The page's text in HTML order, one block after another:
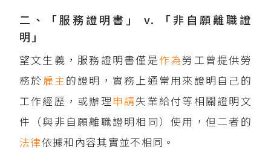
二、「服務證明書」 v. 「非自願離職證
明」
望文生義，服務證明書僅是作為勞工曾提供勞
務於雇主的證明，實務上通常用來證明自己的
工作經歷，或辦理 申請失業給付等相關證明文
件（與非自願離職證明相同）使用，但二者的
法律依據和內容其實並不相同。